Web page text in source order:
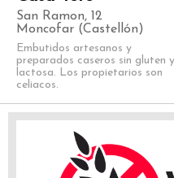
San Ramon, 12
Moncofar (Castellón)
Embutidos artesanos y
preparados caseros sin gluten
lactosa. Los propietarios son
celiacos.